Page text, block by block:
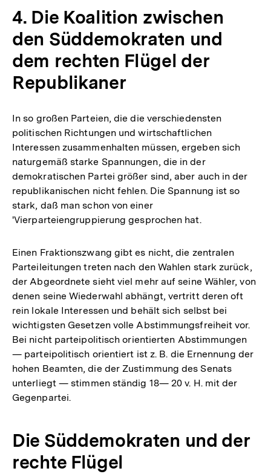
4. Die Koalition zwischen
den Süddemokraten und
dem rechten Flügel der
Republikaner
In so großen Parteien, die die verschiedensten
politischen Richtungen und wirtschaftlichen
Interessen zusammenhalten müssen, ergeben sich
naturgemäß starke Spannungen, die in der
demokratischen Partei größer sind, aber auch in der
republikanischen nicht fehlen. Die Spannung ist so
stark, daß man schon von einer
'Vierparteiengruppierung gesprochen hat.
Einen Fraktionszwang gibt es nicht, die zentralen
Parteileitungen treten nach den Wahlen stark zurück,
der Abgeordnete sieht viel mehr auf seine Wähler, von
denen seine Wiederwahl abhängt, vertritt deren oft
rein lokale Interessen und behält sich selbst bei
wichtigsten Gesetzen volle Abstimmungsfreiheit vor.
Bei nicht parteipolitisch orientierten Abstimmungen
— parteipolitisch orientiert ist z. B. die Ernennung der
hohen Beamten, die der Zustimmung des Senats
unterliegt — stimmen ständig 18— 20 v. H. mit der
Gegenpartei.
Die Süddemokraten und der
rechte Flügel